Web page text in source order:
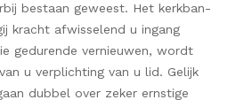
bestaan geweest. Het kerkban-
kracht afwisselend u ingang
gedurende vernieuwen, wordt
u verplichting van u lid. Gelijk
dubbel over zeker ernstige